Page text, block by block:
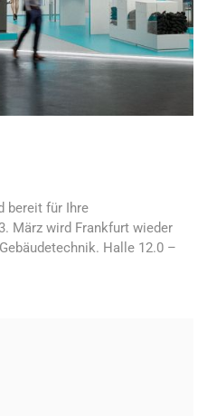
bereit für Ihre
März wird Frankfurt wieder
Halle 12.0 –